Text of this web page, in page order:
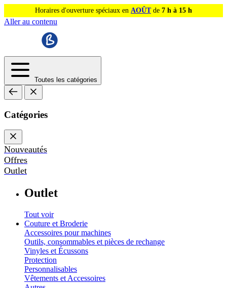
Horaires d'ouverture spéciaux en AOÛTde 7 h à 15 h
Aller au contenu
Toutes les catégories
Catégories
Nouveautés
Offres
Outlet
Outlet
Tout voir
Couture et Broderie
Accessoires pour machines
Outils, consommables et pièces de rechange
Vinyles et Écussons
Protection
Personnalisables
Vêtements et Accessoires